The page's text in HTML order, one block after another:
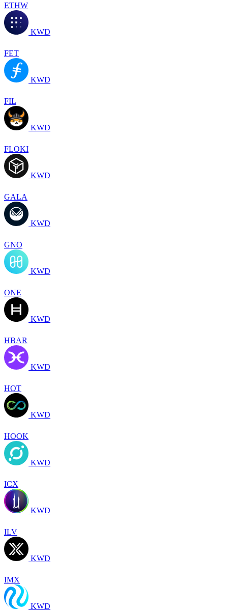
ETHW
KWD
FET
KWD
FIL
KWD
FLOKI
KWD
GALA
KWD
GNO
KWD
ONE
KWD
HBAR
KWD
HOT
KWD
HOOK
KWD
ICX
KWD
ILV
KWD
IMX
KWD